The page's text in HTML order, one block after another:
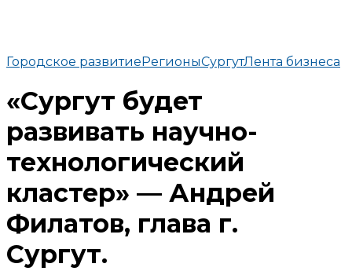
Городское развитиеРегионыСургутЛента бизнеса
«Сургут будет
развивать научно-
технологический
кластер» — Андрей
Филатов, глава г.
Сургут.